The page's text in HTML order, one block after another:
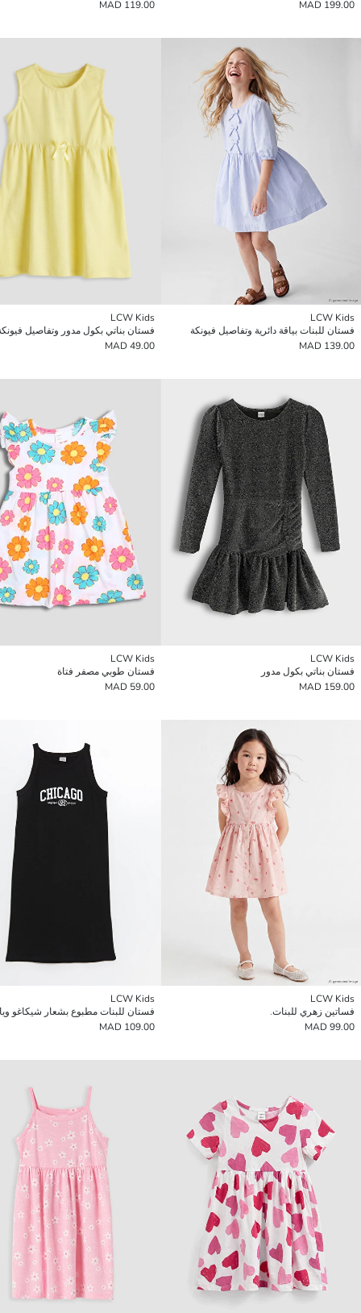
199.00 MAD
119.00 MAD
LCW Kids
فستان للبنات بياقة دائرية وتفاصيل فيونكة
139.00 MAD
LCW Kids
فستان بناتي بكول مدور وتفاصيل
49.00 MAD
LCW Kids
فستان بناتي بكول مدور
159.00 MAD
LCW Kids
فستان طوبي مصفر فتاة
59.00 MAD
LCW Kids
فساتين زهري للبنات.
99.00 MAD
LCW Kids
109.00 MAD